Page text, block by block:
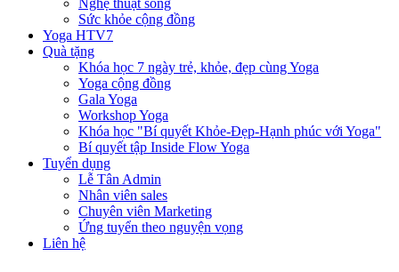
Nghệ thuật sống
Sức khỏe cộng đồng
Yoga HTV7
Quà tặng
Khóa học 7 ngày trẻ, khỏe, đẹp cùng Yoga
Yoga cộng đồng
Gala Yoga
Workshop Yoga
Khóa học "Bí quyết Khỏe-Đẹp-Hạnh phúc với Yoga"
Bí quyết tập Inside Flow Yoga
Tuyển dụng
Lễ Tân Admin
Nhân viên sales
Chuyên viên Marketing
Ứng tuyển theo nguyện vọng
Liên hệ